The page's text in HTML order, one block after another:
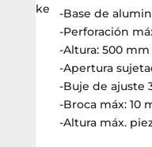
-Base de
-Perforación
-Altura: 500 mm
-Apertura
-Buje de ajuste
-Broca máx: 10
-Altura máx.